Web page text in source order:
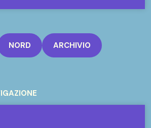
NORD ARCHIVIO